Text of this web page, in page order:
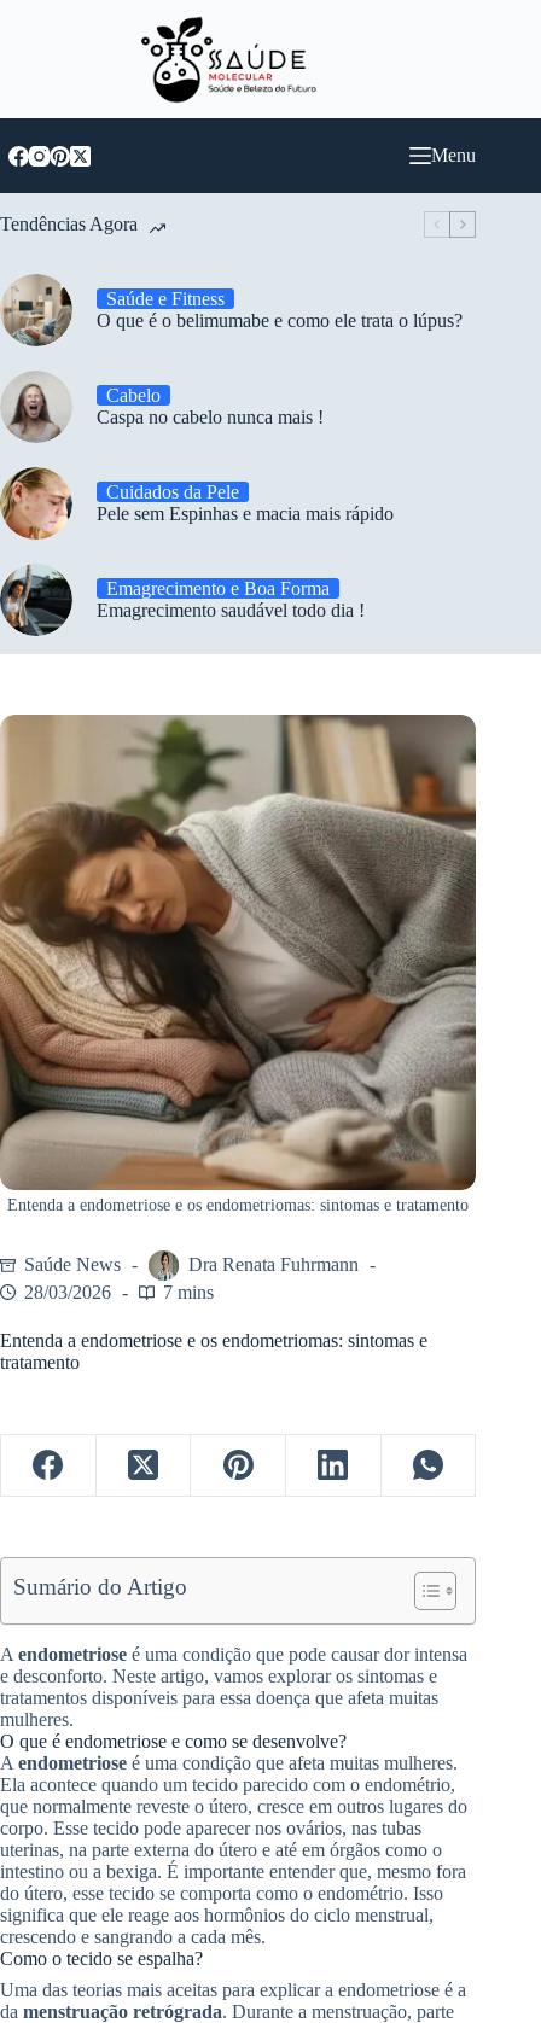
Menu
Tendências Agora
Saúde e Fitness
O que é o belimumabe e como ele trata o lúpus?
Cabelo
Caspa no cabelo nunca mais !
Cuidados da Pele
Pele sem Espinhas e macia mais rápido
Emagrecimento e Boa Forma
Emagrecimento saudável todo dia !
Entenda a endometriose e os endometriomas: sintomas e tratamento
Saúde News
Dra Renata Fuhrmann
28/03/2026
7 mins
Entenda a endometriose e os endometriomas: sintomas e
tratamento
Sumário do Artigo
A endometriose é uma condição que pode causar dor intensa
e desconforto. Neste artigo, vamos explorar os sintomas e
tratamentos disponíveis para essa doença que afeta muitas
mulheres.
O que é endometriose e como se desenvolve?
A endometriose é uma condição que afeta muitas mulheres.
Ela acontece quando um tecido parecido com o endométrio,
que normalmente reveste o útero, cresce em outros lugares do
corpo. Esse tecido pode aparecer nos ovários, nas tubas
uterinas, na parte externa do útero e até em órgãos como o
intestino ou a bexiga. É importante entender que, mesmo fora
do útero, esse tecido se comporta como o endométrio. Isso
significa que ele reage aos hormônios do ciclo menstrual,
crescendo e sangrando a cada mês.
Como o tecido se espalha?
Uma das teorias mais aceitas para explicar a endometriose é a
da menstruação retrógrada. Durante a menstruação, parte